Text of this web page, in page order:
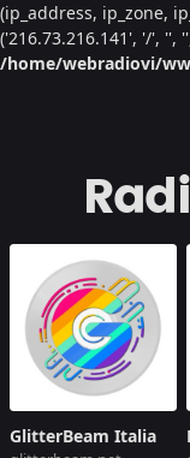
(ip_address, ip_zone,
('216.73.216.141', '/', '',
/home/webradiovi/
GlitterBeam Italia